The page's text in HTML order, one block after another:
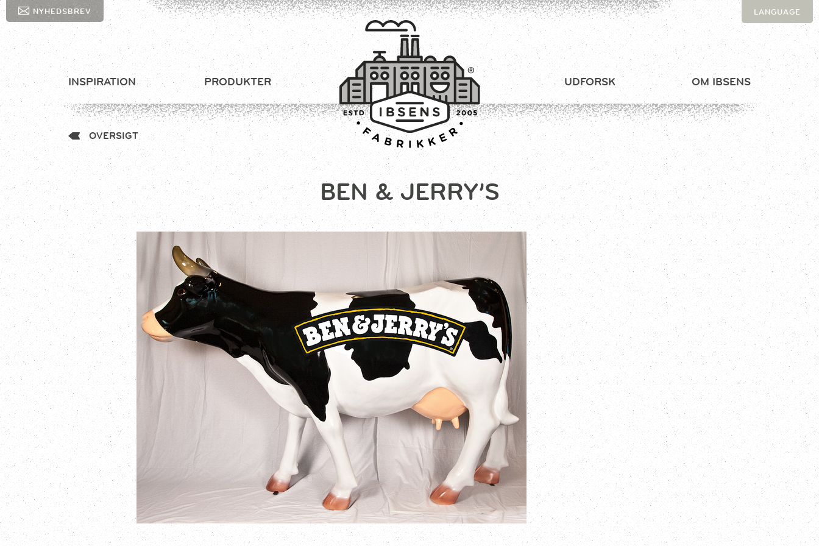
TILMELD
NYHEDSBREV LANGUAGE
INSPIRATION PRODUKTER UDFORSK OM IBSENS
OVERSIGT
BEN & JERRY’S